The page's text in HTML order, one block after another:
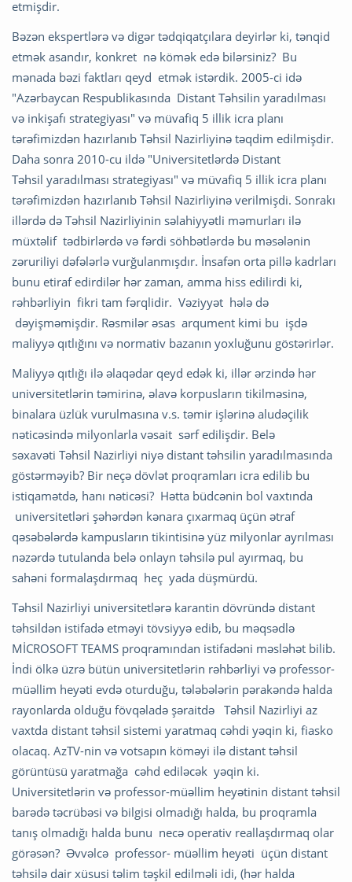
etmişdir.
Bəzən ekspertlərə və digər tədqiqatçılara deyirlər ki, tənqid
etmək asandır, konkret nə kömək edə bilərsiniz? Bu
mənada bəzi faktları qeyd etmək istərdik. 2005-ci idə
"Azərbaycan Respublikasında Distant Təhsilin yaradılması
və inkişafı strategiyası" və müvafiq 5 illik icra planı
tərəfimizdən hazırlanıb Təhsil Nazirliyinə təqdim edilmişdir.
Daha sonra 2010-cu ildə "Universitetlərdə Distant
Təhsil yaradılması strategiyası" və müvafiq 5 illik icra planı
tərəfimizdən hazırlanıb Təhsil Nazirliyinə verilmişdi. Sonrakı
illərdə də Təhsil Nazirliyinin səlahiyyətli məmurları ilə
müxtəlif tədbirlərdə və fərdi söhbətlərdə bu məsələnin
zəruriliyi dəfələrlə vurğulanmışdır. İnsafən orta pillə kadrları
bunu etiraf edirdilər hər zaman, amma hiss edilirdi ki,
rəhbərliyin fikri tam fərqlidir. Vəziyyət hələ də
dəyişməmişdir. Rəsmilər əsas arqument kimi bu işdə
maliyyə qıtlığını və normativ bazanın yoxluğunu göstərirlər.
Maliyyə qıtlığı ilə əlaqədar qeyd edək ki, illər ərzində hər
universitetlərin təmirinə, əlavə korpusların tikilməsinə,
binalara üzlük vurulmasına v.s. təmir işlərinə aludəçilik
nəticəsində milyonlarla vəsait sərf edilişdir. Belə
səxavəti Təhsil Nazirliyi niyə distant təhsilin yaradılmasında
göstərməyib? Bir neçə dövlət proqramları icra edilib bu
istiqamətdə, hanı nəticəsi? Hətta büdcənin bol vaxtında
universitetləri şəhərdən kənara çıxarmaq üçün ətraf
qəsəbələrdə kampusların tikintisinə yüz milyonlar ayrılması
nəzərdə tutulanda belə onlayn təhsilə pul ayırmaq, bu
sahəni formalaşdırmaq heç yada düşmürdü.
Təhsil Nazirliyi universitetlərə karantin dövründə distant
təhsildən istifadə etməyi tövsiyyə edib, bu məqsədlə
MİCROSOFT TEAMS proqramından istifadəni məsləhət bilib.
İndi ölkə üzrə bütün universitetlərin rəhbərliyi və professor-
müəllim heyəti evdə oturduğu, tələbələrin pərakəndə halda
rayonlarda olduğu fövqəladə şəraitdə Təhsil Nazirliyi az
vaxtda distant təhsil sistemi yaratmaq cəhdi yəqin ki, fiasko
olacaq. AzTV-nin və votsapın köməyi ilə distant təhsil
görüntüsü yaratmağa cəhd ediləcək yəqin ki.
Universitetlərin və professor-müəllim heyətinin distant təhsil
barədə təcrübəsi və bilgisi olmadığı halda, bu proqramla
tanış olmadığı halda bunu necə operativ reallaşdırmaq olar
görəsən? Əvvəlcə professor- müəllim heyəti üçün distant
təhsilə dair xüsusi təlim təşkil edilməli idi, (hər halda